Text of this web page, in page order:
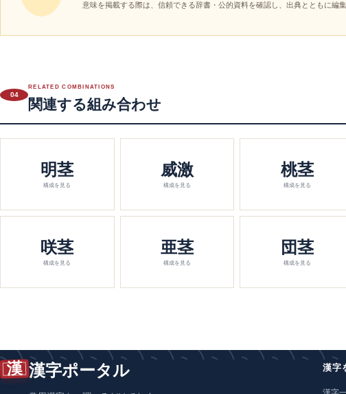
意味を掲載する際は、信頼できる辞書・公的資料を確認し、出典とともに編
04
RELATED COMBINATIONS
関連する組み合わせ
明茎
構成を見る
威激
構成を見る
桃茎
構成を見る
咲茎
構成を見る
亜茎
構成を見る
団茎
構成を見る
漢 漢字ポータル 漢字